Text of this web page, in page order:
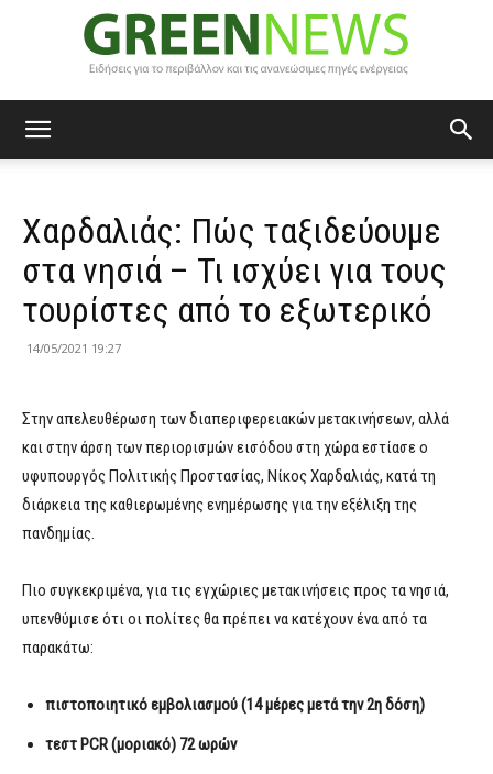
News
Χαρδαλιάς: Πώς ταξιδεύουμε
στα νησιά – Τι ισχύει για τους
τουρίστες από το εξωτερικό
14/05/2021 19:27
Στην απελευθέρωση των διαπεριφερειακών μετακινήσεων, αλλά
και στην άρση των περιορισμών εισόδου στη χώρα εστίασε ο
υφυπουργός Πολιτικής Προστασίας, Νίκος Χαρδαλιάς, κατά τη
διάρκεια της καθιερωμένης ενημέρωσης για την εξέλιξη της
πανδημίας.
Πιο συγκεκριμένα, για τις εγχώριες μετακινήσεις προς τα νησιά,
υπενθύμισε ότι οι πολίτες θα πρέπει να κατέχουν ένα από τα
παρακάτω:
πιστοποιητικό εμβολιασμού (14 μέρες μετά την 2η δόση)
τεστ PCR (μοριακό) 72 ωρών